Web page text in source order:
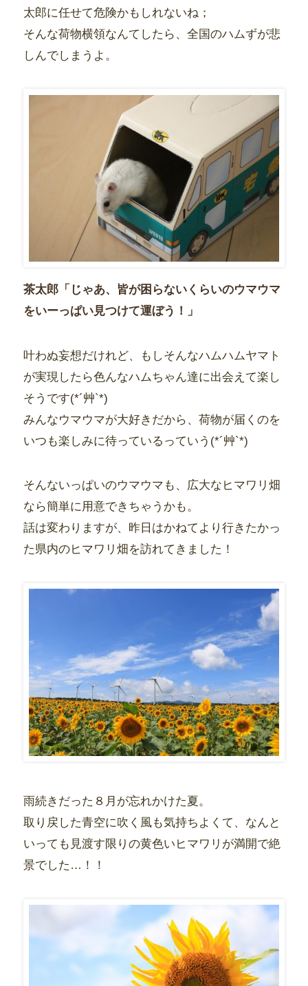
太郎に任せて危険かもしれないね；
そんな荷物横領なんてしたら、全国のハムずが悲
しんでしまうよ。
茶太郎「じゃあ、皆が困らないくらいのウマウマ
をいーっぱい見つけて運ぼう！」
叶わぬ妄想だけれど、もしそんなハムハムヤマト
が実現したら色んなハムちゃん達に出会えて楽し
そうです(*´艸`*)
みんなウマウマが大好きだから、荷物が届くのを
いつも楽しみに待っているっていう(*´艸`*)
そんないっぱいのウマウマも、広大なヒマワリ畑
なら簡単に用意できちゃうかも。
話は変わりますが、昨日はかねてより行きたかっ
た県内のヒマワリ畑を訪れてきました！
雨続きだった８月が忘れかけた夏。
取り戻した青空に吹く風も気持ちよくて、なんと
いっても見渡す限りの黄色いヒマワリが満開で絶
景でした…！！